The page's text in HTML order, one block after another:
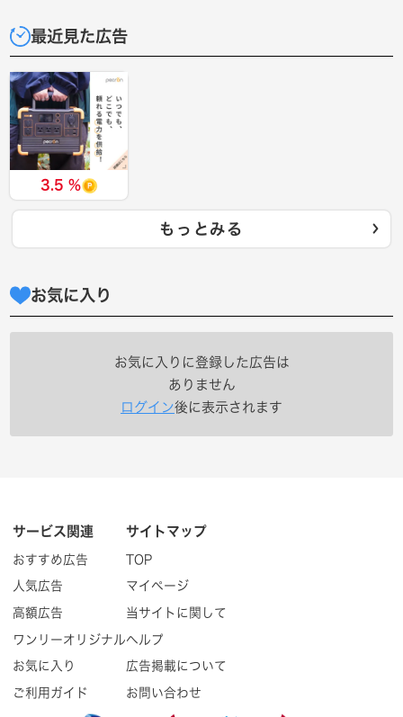
最近見た広告
3.5 %
もっとみる
お気に入り
お気に入りに登録した広告は
ありません
ログイン後に表示されます
サービス関連
おすすめ広告
人気広告
高額広告
ワンリーオリジナル
お気に入り
ご利用ガイド
サイトマップ
TOP
マイページ
当サイトに関して
ヘルプ
広告掲載について
お問い合わせ